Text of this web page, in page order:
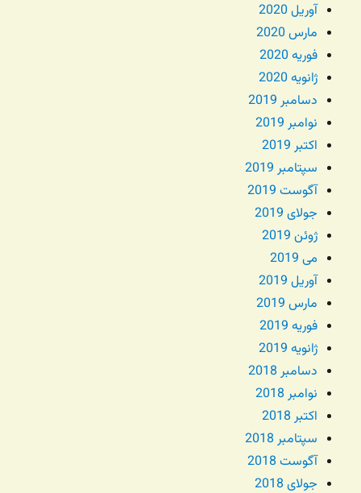
آوریل 2020
مارس 2020
فوریه 2020
ژانویه 2020
دسامبر 2019
نوامبر 2019
اکتبر 2019
سپتامبر 2019
آگوست 2019
جولای 2019
ژوئن 2019
می 2019
آوریل 2019
مارس 2019
فوریه 2019
ژانویه 2019
دسامبر 2018
نوامبر 2018
اکتبر 2018
سپتامبر 2018
آگوست 2018
جولای 2018